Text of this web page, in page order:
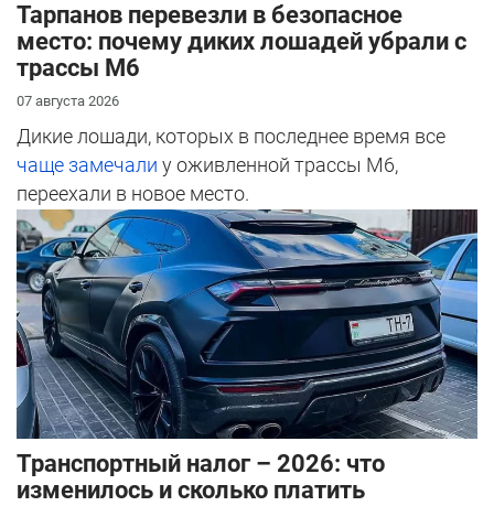
Тарпанов перевезли в безопасное
место: почему диких лошадей убрали с
трассы М6
07 августа 2026
Дикие лошади, которых в последнее время все
чаще замечали у оживленной трассы М6,
переехали в новое место.
Транспортный налог – 2026: что
изменилось и сколько платить